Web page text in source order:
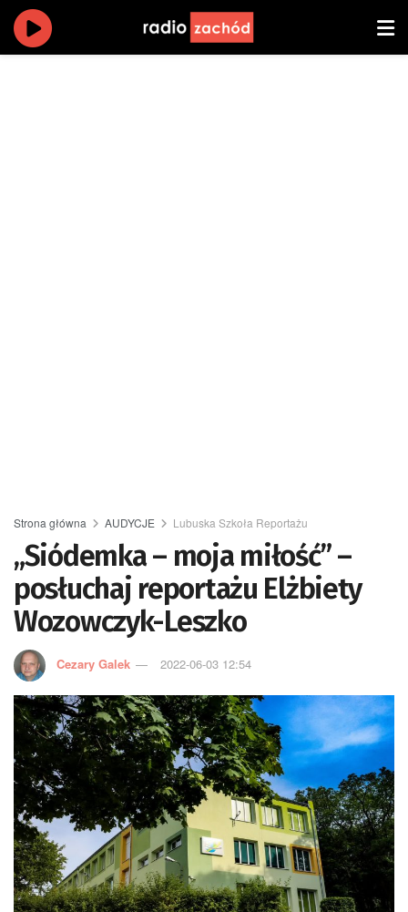
Strona główna AUDYCJE Lubuska Szkoła Reportażu
„Siódemka – moja miłość” –
posłuchaj reportażu Elżbiety
Wozowczyk-Leszko
Cezary Galek 2022-06-03 12:54